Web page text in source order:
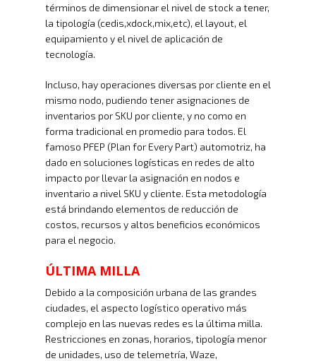
términos de dimensionar el nivel de stock a tener,
la tipología (cedis,xdock,mix,etc), el layout, el
equipamiento y el nivel de aplicación de
tecnología.
Incluso, hay operaciones diversas por cliente en el
mismo nodo, pudiendo tener asignaciones de
inventarios por SKU por cliente, y no como en
forma tradicional en promedio para todos. El
famoso PFEP (Plan for Every Part) automotriz, ha
dado en soluciones logísticas en redes de alto
impacto por llevar la asignación en nodos e
inventario a nivel SKU y cliente. Esta metodología
está brindando elementos de reducción de
costos, recursos y altos beneficios económicos
para el negocio.
ÚLTIMA MILLA
Debido a la composición urbana de las grandes
ciudades, el aspecto logístico operativo más
complejo en las nuevas redes es la última milla.
Restricciones en zonas, horarios, tipología menor
de unidades, uso de telemetría, Waze,